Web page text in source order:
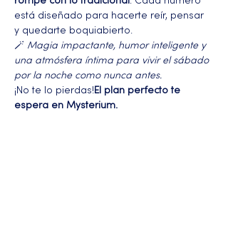
está diseñado para hacerte reír, pensar
y quedarte boquiabierto.
🪄 Magia impactante, humor inteligente y
una atmósfera íntima para vivir el sábado
por la noche como nunca antes.
¡No te lo pierdas!El plan perfecto te
espera en Mysterium.